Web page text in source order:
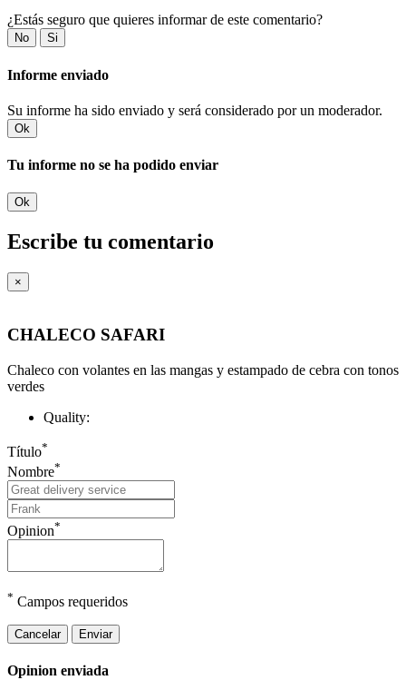
¿Estás seguro que quieres informar de este comentario?
No Si
Informe enviado
Su informe ha sido enviado y será considerado por un moderador.
Ok
Tu informe no se ha podido enviar
Ok
Escribe tu comentario
×
CHALECO SAFARI
Chaleco con volantes en las mangas y estampado de cebra con tonos
verdes
Quality:
Título*
Nombre*
Opinion*
* Campos requeridos
Cancelar Enviar
Opinion enviada